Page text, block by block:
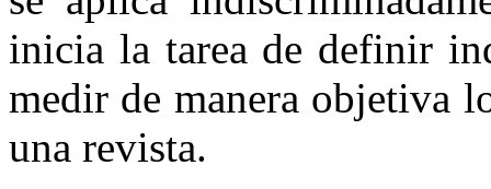
inicia la tarea de definir
medir de manera objetiva
una revista.